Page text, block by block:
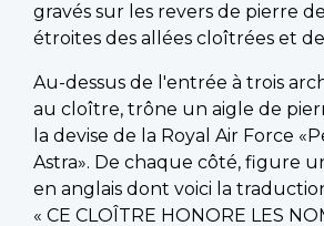
gravés sur les revers de pierre
étroites des allées cloîtrées et
Au-dessus de l'entrée à trois
au cloître, trône un aigle de
la devise de la Royal Air Force
Astra». De chaque côté, figure
en anglais dont voici la
« CE CLOÎTRE HONORE LES